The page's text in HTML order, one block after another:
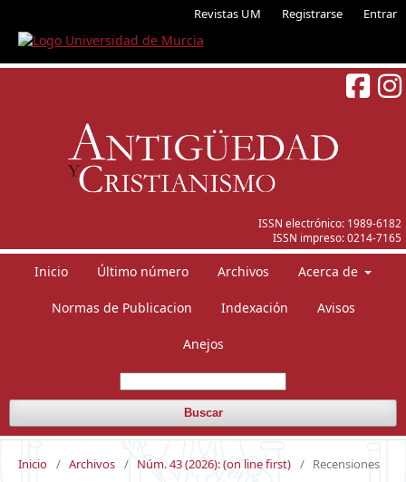
Revistas UM Registrarse Entrar
ISSN electrónico: 1989-6182
ISSN impreso:0214-7165
Inicio Último número Archivos Acerca de
Normas de Publicacion Indexación Avisos
Anejos
Buscar
Inicio / Archivos / Núm. 43 (2026): (on line first) / Recensiones